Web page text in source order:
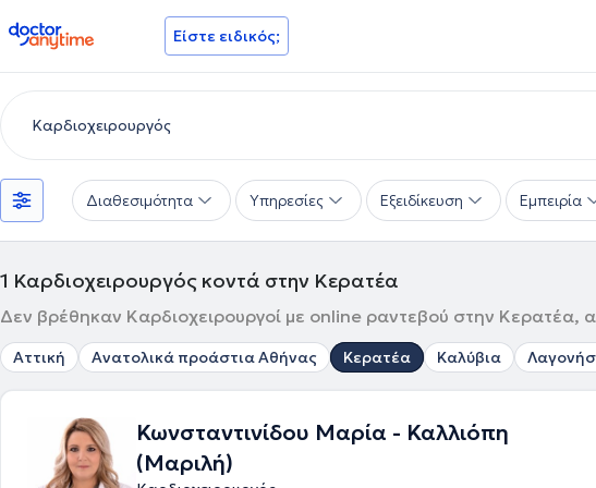
doctoranytime Είστε ειδικός;
Διαθεσιμότητα Υπηρεσίες Εξειδίκευση Εμπειρία
1 Καρδιοχειρουργός κοντά στην Κερατέα
Δεν βρέθηκαν Καρδιοχειρουργοί με online ραντεβού στην Κερατέα,
Αττική Ανατολικά προάστια Αθήνας Κερατέα Καλύβια
Κωνσταντινίδου Μαρία - Καλλιόπη
(Μαριλή)